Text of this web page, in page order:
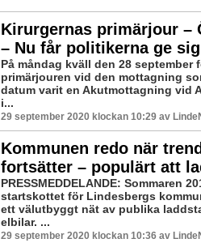
Kirurgernas primärjour –
– Nu får politikerna ge
På måndag kväll den 28 september
primärjouren vid den mottagning
datum varit en Akutmottagning vid
i...
29 september 2020 klockan 10:29 av
Kommunen redo när
fortsätter – populärt att
PRESSMEDDELANDE: Sommaren
startskottet för Lindesbergs
ett välutbyggt nät av publika
elbilar. ...
29 september 2020 klockan 10:36 av